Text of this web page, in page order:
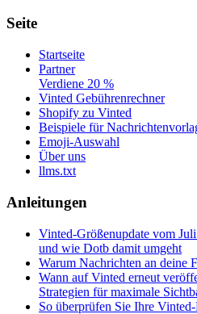
Seite
Startseite
Partner
Verdiene 20 %
Vinted Gebührenrechner
Shopify zu Vinted
Beispiele für
Emoji-Auswahl
Über uns
llms.txt
Anleitungen
Vinted-Größenupdate vom
und wie Dotb damit umgeht
Warum Nachrichten an deine
Wann auf Vinted erneut
Strategien für maximale
So überprüfen Sie Ihre